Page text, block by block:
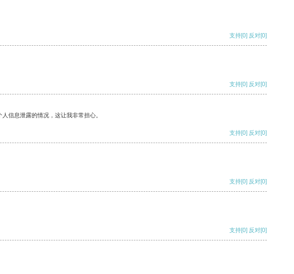
支持[0] 反对[0]
支持[0] 反对[0]
信息泄露的情况，这让我非常担心。
支持[0] 反对[0]
支持[0] 反对[0]
支持[0] 反对[0]